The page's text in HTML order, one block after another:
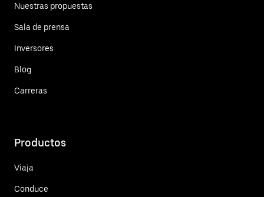
Nuestras propuestas
Sala de prensa
Inversores
Blog
Carreras
Productos
Viaja
Conduce